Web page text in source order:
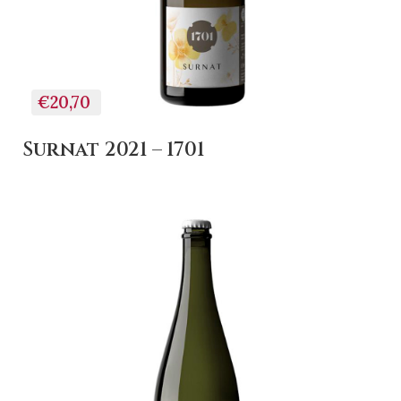
€20,70
Surnat 2021 – 1701
+ AGGIUNGI AL
CARRELLO